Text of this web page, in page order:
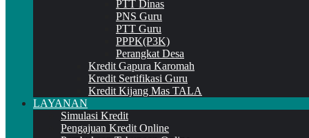
PTT Dinas
PNS Guru
PTT Guru
PPPK(P3K)
Perangkat Desa
Kredit Gapura Karomah
Kredit Sertifikasi Guru
Kredit Kijang Mas TALA
LAYANAN
Simulasi Kredit
Pengajuan Kredit Online